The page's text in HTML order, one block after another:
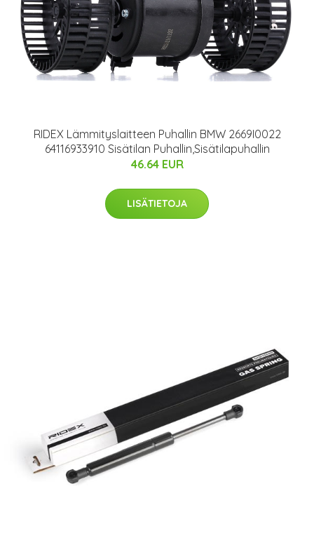
RIDEX Lämmityslaitteen Puhallin BMW 2669I0022
64116933910 Sisätilan Puhallin,Sisätilapuhallin
46.64 EUR
LISÄTIETOJA